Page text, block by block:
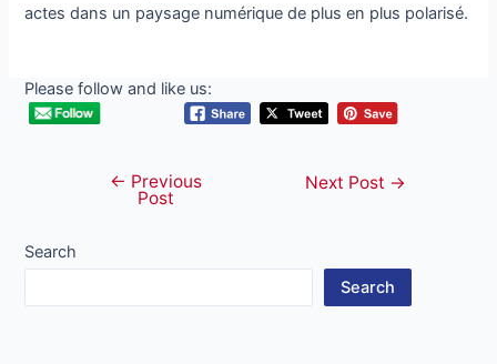
actes dans un paysage numérique de plus en plus polarisé.
Please follow and like us:
navigation
← Previous
Post
Next Post →
Search
Search